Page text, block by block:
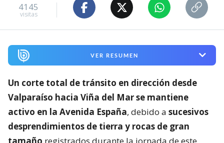
4145
visitas
VER RESUMEN
Un corte total de tránsito en dirección desde
Valparaíso hacia Viña del Mar se mantiene
activo en la Avenida España, debido a sucesivos
desprendimientos de tierra y rocas de gran
tamaño registrados durante la jornada de este